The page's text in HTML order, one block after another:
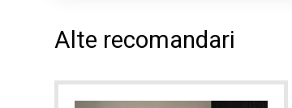
Alte recomandari